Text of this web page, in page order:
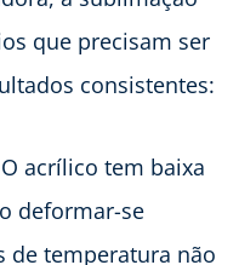
que precisam ser
consistentes:
acrílico tem baixa
deformar-se
de temperatura não